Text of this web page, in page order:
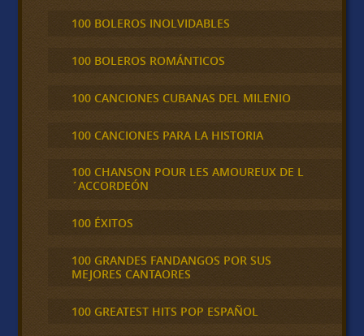
100 BOLEROS INOLVIDABLES
100 BOLEROS ROMÁNTICOS
100 CANCIONES CUBANAS DEL MILENIO
100 CANCIONES PARA LA HISTORIA
100 CHANSON POUR LES AMOUREUX DE L
´ACCORDEÓN
100 ÉXITOS
100 GRANDES FANDANGOS POR SUS
MEJORES CANTAORES
100 GREATEST HITS POP ESPAÑOL